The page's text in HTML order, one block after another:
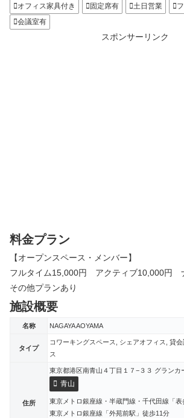
オフィス家具付き
固定席有 土日営業
会議室有
スポンサーリンク
料金プラン
【オープンスペース・メンバー】
フルタイム15,000円 アクティブ10,000円
その他プランあり
施設概要
名称 NAGAYA AOYAMA
タイプ
コワーキングスペース, シェアオフィス, 貸
ス
住所
東京都港区南青山４丁目１７−３３ グランカ
青山
東京メトロ銀座線・半蔵門線・千代田線「
東京メトロ銀座線「外苑前駅」徒歩11分